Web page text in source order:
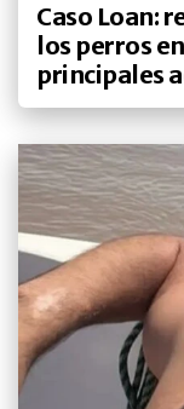
Caso Loan:
los perros
principales